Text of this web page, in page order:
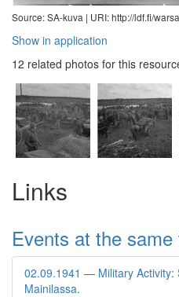
Source: SA-kuva | URI: http://ldf.fi/
Show in application
12 related photos for this
Links
Events at the
02.09.1941 — Military Activity:
Mainilassa.